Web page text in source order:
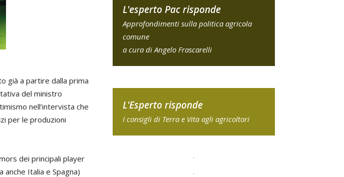
già a partire dalla prima
del ministro
nell’intervista che
per le produzioni
dei principali player
Italia e Spagna)
L'esperto Pac risponde
Approfondimenti sulla politica agricola
comune
a cura di Angelo Frascarelli
L'Esperto risponde
I consigli di Terra e Vita agli agricoltori